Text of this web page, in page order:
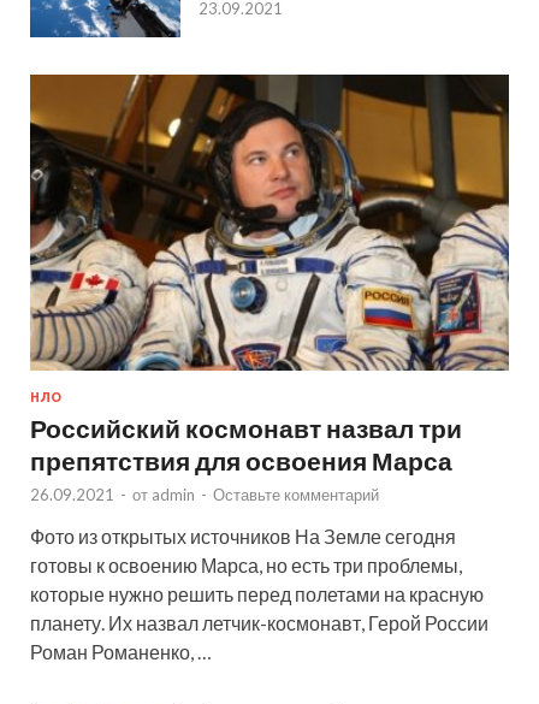
23.09.2021
НЛО
Российский космонавт назвал три
препятствия для освоения Марса
26.09.2021 - от admin - Оставьте комментарий
Фото из открытых источников На Земле сегодня
готовы к освоению Марса, но есть три проблемы,
которые нужно решить перед полетами на красную
планету. Их назвал летчик-космонавт, Герой России
Роман Романенко, …